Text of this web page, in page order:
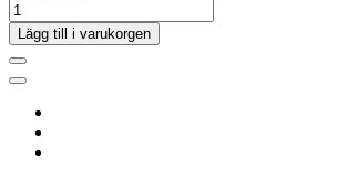
Lägg till i varukorgen